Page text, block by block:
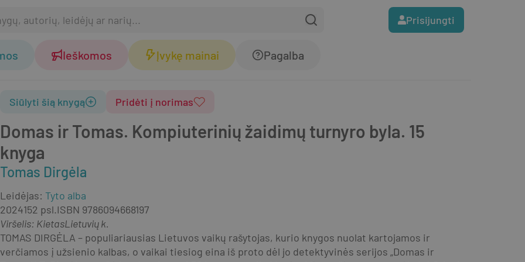
Prisijungti
Ieškomos Įvykę mainai Pagalba
Domas ir Tomas. Kompiuterinių žaidimų turnyro byla. 15
knyga
Tomas Dirgėla
Siūlyti šią knygą Pridėti į norimas
Leidėjas: Tyto alba
2024152 psl.ISBN 9786094668197
Viršelis: KietasLietuvių k.
TOMAS DIRGĖLA – populiariausias Lietuvos vaikų rašytojas, kurio knygos nuolat kartojamos ir
verčiamos į užsienio kalbas, o vaikai tiesiog eina iš proto dėl jo detektyvinės serijos „Domas ir